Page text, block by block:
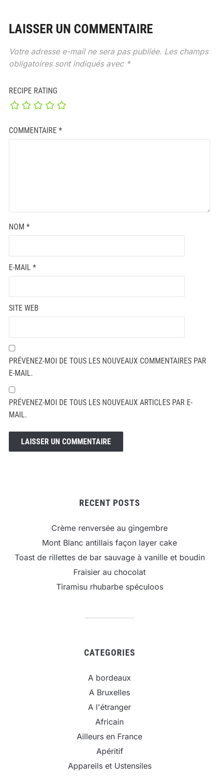
LAISSER UN COMMENTAIRE
Votre adresse e-mail ne sera pas publiée. Les champs
obligatoires sont indiqués avec *
RECIPE RATING
COMMENTAIRE *
NOM *
E-MAIL *
SITE WEB
PRÉVENEZ-MOI DE TOUS LES NOUVEAUX COMMENTAIRES PAR
E-MAIL.
PRÉVENEZ-MOI DE TOUS LES NOUVEAUX ARTICLES PAR E-
MAIL.
RECENT POSTS
Crème renversée au gingembre
Mont Blanc antillais façon layer cake
Toast de rillettes de bar sauvage à vanille et boudin
Fraisier au chocolat
Tiramisu rhubarbe spéculoos
CATEGORIES
A bordeaux
A Bruxelles
A l'étranger
Africain
Ailleurs en France
Apéritif
Appareils et Ustensiles